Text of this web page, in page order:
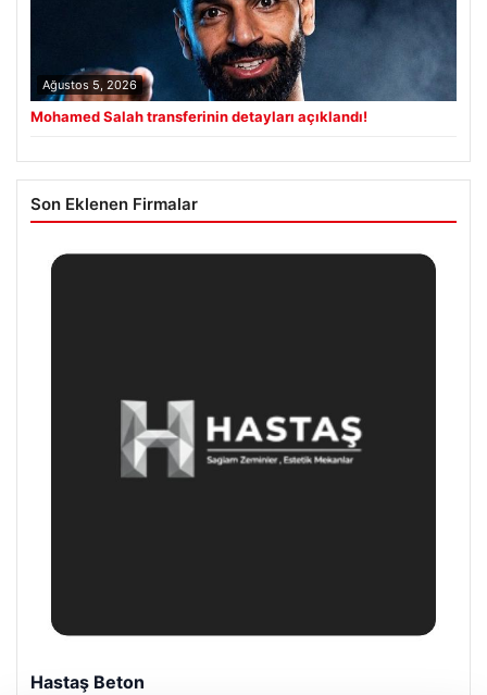
Ağustos 5, 2026
Mohamed Salah transferinin detayları açıklandı!
Son Eklenen Firmalar
Prenses Night Club